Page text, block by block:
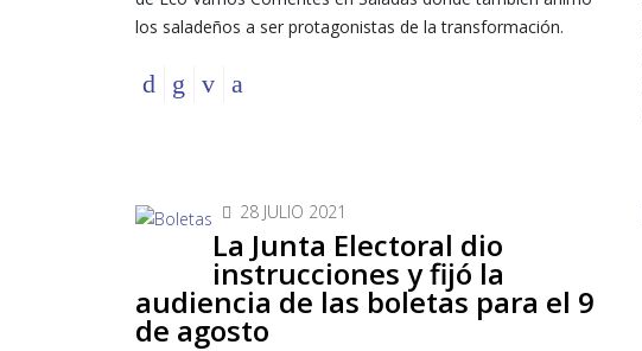
los saladeños a ser protagonistas de la transformación.
28 JULIO 2021
La Junta Electoral dio
instrucciones y fijó la
audiencia de las boletas para el 9
de agosto